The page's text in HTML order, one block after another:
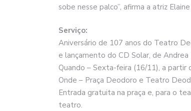
sobe nesse palco”, afirma a atriz
Serviço:
Aniversário de 107 anos do Teatro
e lançamento do CD Solar, de Andrea
Quando – Sexta-feira (16/11), a partir
Onde – Praça Deodoro e Teatro
Entrada gratuita na praça e, para o
teatro.